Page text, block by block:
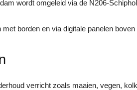
wordt omgeleid via de N206-
borden en via digitale panelen boven
verricht zoals maaien, vegen,